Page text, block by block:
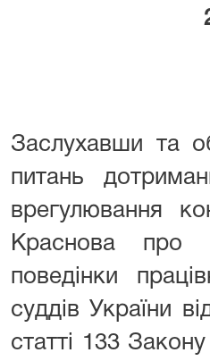
Заслухавши та
питань
врегулювання
Краснова про
поведінки
суддів України
статті 133